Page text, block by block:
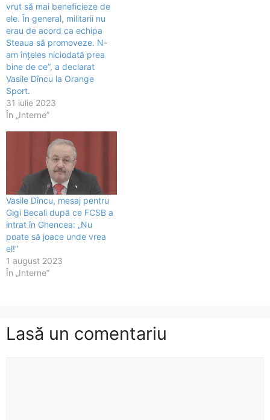
vrut să mai beneficieze de
ele. În general, militarii nu
erau de acord ca echipa
Steaua să promoveze. N-
am înţeles niciodată prea
bine de ce”, a declarat
Vasile Dîncu la Orange
Sport.
31 iulie 2023
În „Interne”
Vasile Dîncu, mesaj pentru
Gigi Becali după ce FCSB a
intrat în Ghencea: „Nu
poate să joace unde vrea
el!”
1 august 2023
În „Interne”
Lasă un comentariu